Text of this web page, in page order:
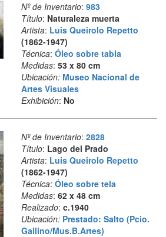
Nº de Inventario: 983
Título: Naturaleza muerta
Artista: Luis Queirolo Repetto
(1862-1947)
Técnica: Óleo sobre tabla
Medidas: 53 x 80 cm
Ubicación: Museo Nacional de
Artes Visuales
Exhibición: No
Nº de Inventario: 2828
Título: Lago del Prado
Artista: Luis Queirolo Repetto
(1862-1947)
Técnica: Óleo sobre tela
Medidas: 62 x 48 cm
Realizado: c.1940
Ubicación: Prestado: Salto (Pcio.
Gallino/Mus.B.Artes)